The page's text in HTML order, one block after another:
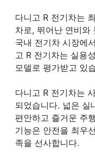
다니고 R 전기차는
차로, 뛰어난 연비와
국내 전기차 시장에
고 R 전기차는 실용
모델로 평가받고 있
다니고 R 전기차는
되었습니다. 넓은 실
편안하고 즐거운 주
기능은 안전을 최우
족을 선사합니다.